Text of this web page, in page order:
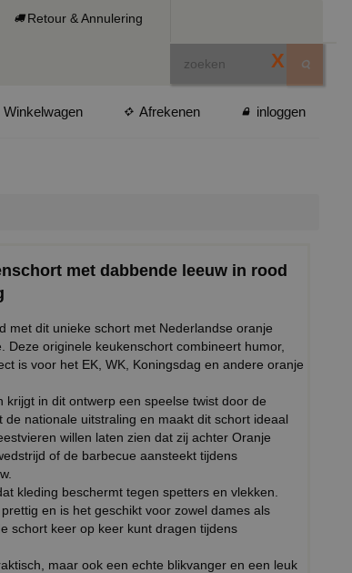
Retour & Annulering
X
Winkelwagen Afrekenen inloggen
met dabbende leeuw in rood
met dit unieke schort met Nederlandse oranje
originele keukenschort combineert humor,
is voor het EK, WK, Koningsdag en andere oranje
in dit ontwerp een speelse twist door de
nationale uitstraling en maakt dit schort ideaal
willen laten zien dat zij achter Oranje
of de barbecue aansteekt tijdens
kleding beschermt tegen spetters en vlekken.
en is het geschikt voor zowel dames als
schort keer op keer kunt dragen tijdens
maar ook een echte blikvanger en een leuk